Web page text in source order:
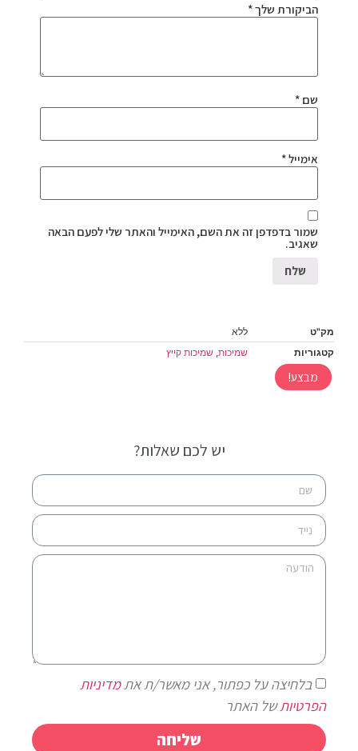
הביקורת שלך*
שם *
אימייל*
שמור בדפדפן זה את השם, האימייל והאתר שלי לפעם הבאה
שאגיב.
מק"ט
ללא
קטגוריות
שמיכות, שמיכות קייץ
מבצע!
יש לכם שאלות?
בלחיצה על כפתור, אני מאשר/ת אתמדיניות
הפרטיותשל האתר
שליחה